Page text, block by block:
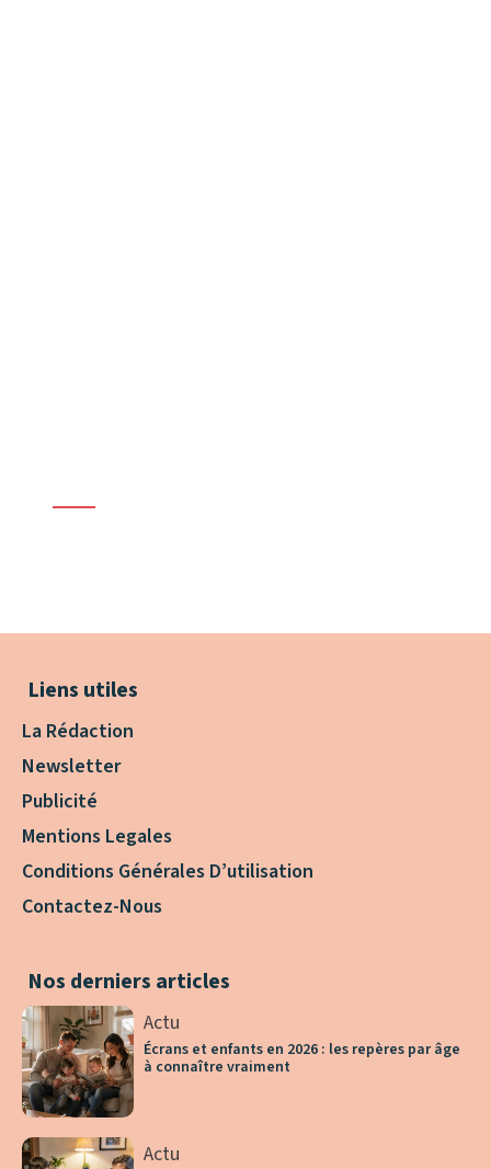
Liens utiles
La Rédaction
Newsletter
Publicité
Mentions Legales
Conditions Générales D’utilisation
Contactez-Nous
Nos derniers articles
Actu
Écrans et enfants en 2026 : les repères par âge
à connaître vraiment
Actu